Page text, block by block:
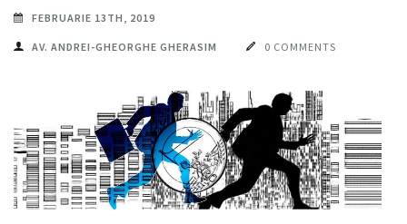
FEBRUARIE 13TH, 2019
AV. ANDREI-GHEORGHE GHERASIM 0 COMMENTS